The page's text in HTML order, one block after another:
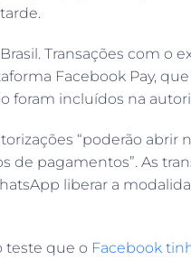
Transações com o
Facebook Pay,
foram incluídos na
“poderão abrir
de pagamentos”. As
liberar a
teste que o Facebook